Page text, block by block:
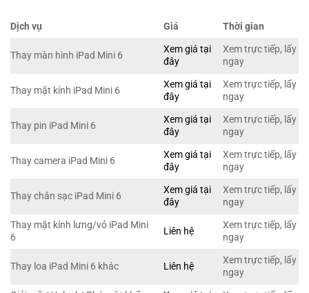
Dịch vụ Giá Thời gian
Thay màn hình iPad Mini 6
Xem giá tại
đây
Xem trực tiếp, lấy
ngay
Thay mặt kính iPad Mini 6
Xem giá tại
đây
Xem trực tiếp, lấy
ngay
Thay pin iPad Mini 6
Xem giá tại
đây
Xem trực tiếp, lấy
ngay
Thay camera iPad Mini 6
Xem giá tại
đây
Xem trực tiếp, lấy
ngay
Thay chân sạc iPad Mini 6
Xem giá tại
đây
Xem trực tiếp, lấy
ngay
Thay mặt kính lưng/vỏ iPad Mini
6
Liên hệ
Xem trực tiếp, lấy
ngay
Thay loa iPad Mini 6 khác Liên hệ
Xem trực tiếp, lấy
ngay